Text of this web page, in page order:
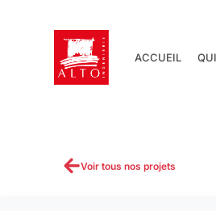
ACCUEIL
Voir tous nos projets